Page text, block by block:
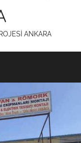
ANKARA